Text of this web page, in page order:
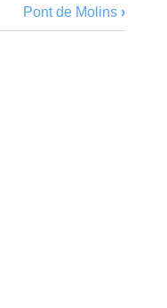
Pont de Molins ›